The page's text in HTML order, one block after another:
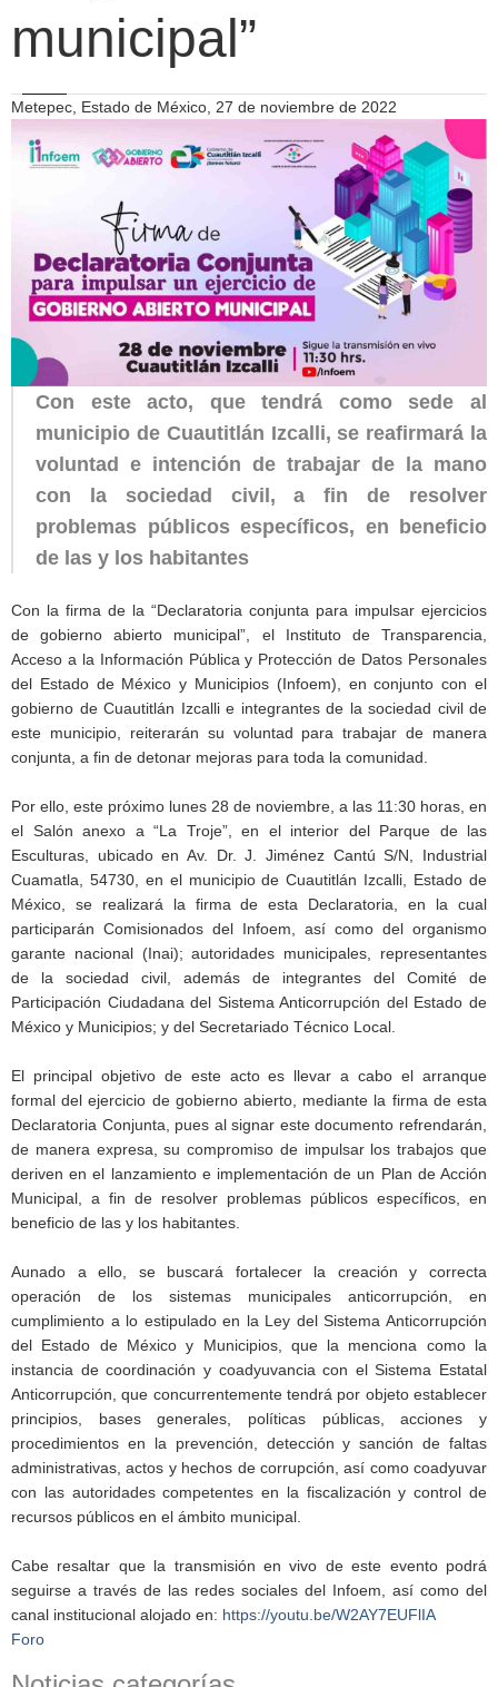
municipal”
Metepec, Estado de México, 27 de noviembre de 2022
Con este acto, que tendrá como sede al
municipio de Cuautitlán Izcalli, se reafirmará la
voluntad e intención de trabajar de la mano
con la sociedad civil, a fin de resolver
problemas públicos específicos, en beneficio
de las y los habitantes
Con la firma de la “Declaratoria conjunta para impulsar ejercicios
de gobierno abierto municipal”, el Instituto de Transparencia,
Acceso a la Información Pública y Protección de Datos Personales
del Estado de México y Municipios (Infoem), en conjunto con el
gobierno de Cuautitlán Izcalli e integrantes de la sociedad civil de
este municipio, reiterarán su voluntad para trabajar de manera
conjunta, a fin de detonar mejoras para toda la comunidad.
Por ello, este próximo lunes 28 de noviembre, a las 11:30 horas, en
el Salón anexo a “La Troje”, en el interior del Parque de las
Esculturas, ubicado en Av. Dr. J. Jiménez Cantú S/N, Industrial
Cuamatla, 54730, en el municipio de Cuautitlán Izcalli, Estado de
México, se realizará la firma de esta Declaratoria, en la cual
participarán Comisionados del Infoem, así como del organismo
garante nacional (Inai); autoridades municipales, representantes
de la sociedad civil, además de integrantes del Comité de
Participación Ciudadana del Sistema Anticorrupción del Estado de
México y Municipios; y del Secretariado Técnico Local.
El principal objetivo de este acto es llevar a cabo el arranque
formal del ejercicio de gobierno abierto, mediante la firma de esta
Declaratoria Conjunta, pues al signar este documento refrendarán,
de manera expresa, su compromiso de impulsar los trabajos que
deriven en el lanzamiento e implementación de un Plan de Acción
Municipal, a fin de resolver problemas públicos específicos, en
beneficio de las y los habitantes.
Aunado a ello, se buscará fortalecer la creación y correcta
operación de los sistemas municipales anticorrupción, en
cumplimiento a lo estipulado en la Ley del Sistema Anticorrupción
del Estado de México y Municipios, que la menciona como la
instancia de coordinación y coadyuvancia con el Sistema Estatal
Anticorrupción, que concurrentemente tendrá por objeto establecer
principios, bases generales, políticas públicas, acciones y
procedimientos en la prevención, detección y sanción de faltas
administrativas, actos y hechos de corrupción, así como coadyuvar
con las autoridades competentes en la fiscalización y control de
recursos públicos en el ámbito municipal.
Cabe resaltar que la transmisión en vivo de este evento podrá
seguirse a través de las redes sociales del Infoem, así como del
canal institucional alojado en: https://youtu.be/W2AY7EUFlIA
Foro